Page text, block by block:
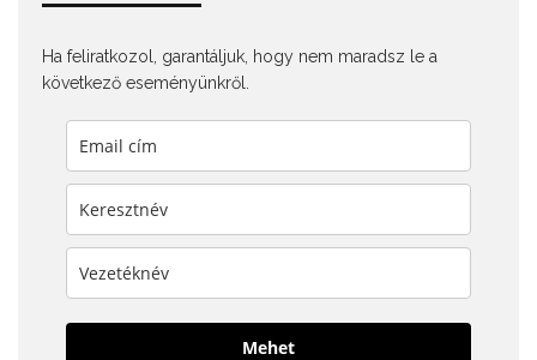
Ha feliratkozol, garantáljuk, hogy nem maradsz le a
következő eseményünkről.
Mehet